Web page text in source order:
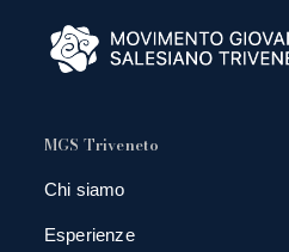
MGS Triveneto
Chi siamo
Esperienze